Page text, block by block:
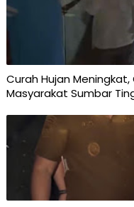
Curah Hujan
Masyarakat Sumbar